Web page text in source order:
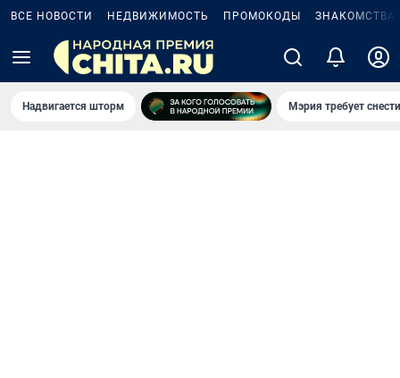
ВСЕ НОВОСТИ НЕДВИЖИМОСТЬ ПРОМОКОДЫ ЗНАКОМСТВА
Надвигается шторм Мэрия требует